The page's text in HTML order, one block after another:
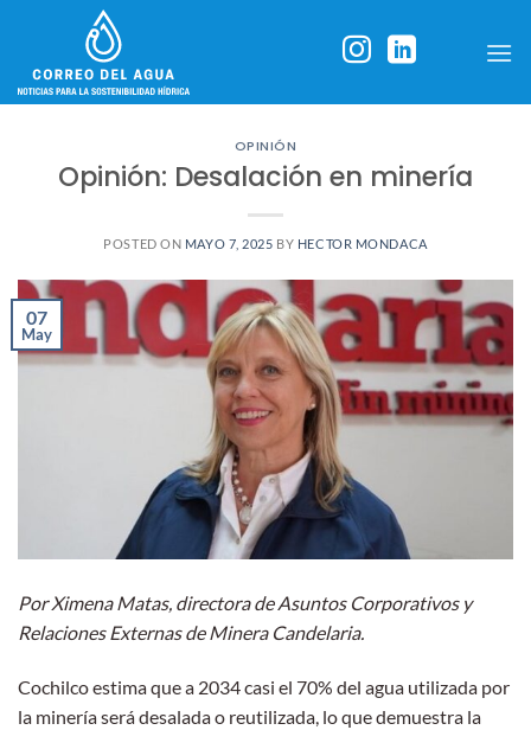
content
OPINIÓN
Opinión: Desalación en minería
POSTED ON MAYO 7, 2025 BY HECTOR MONDACA
07
May
Por Ximena Matas, directora de Asuntos Corporativos y
Relaciones Externas de Minera Candelaria.
Cochilco estima que a 2034 casi el 70% del agua utilizada por
la minería será desalada o reutilizada, lo que demuestra la